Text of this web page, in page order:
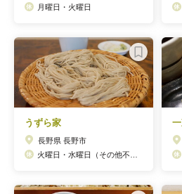
月曜日・火曜日
うずら家
長野県 長野市